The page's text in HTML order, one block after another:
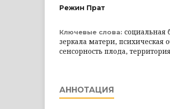
Режин Прат
Ключевые слова: социальная
зеркала матери,
сенсорность плода,
АННОТАЦИЯ